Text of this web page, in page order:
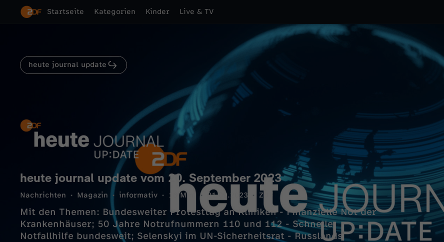
Startseite Kategorien Kinder Live & TV
heute journal update
heute journal update vom 20. September 2023
Nachrichten Magazin informativ 16 Min. 21.09.2023 ZDF
Mit den Themen: Bundesweiter Protesttag an Kliniken - Finanzielle Not der
Krankenhäuser; 50 Jahre Notrufnummern 110 und 112 - Schnelle
Notfallhilfe bundesweit; Selenskyi im UN-Sicherheitsrat - Russlands